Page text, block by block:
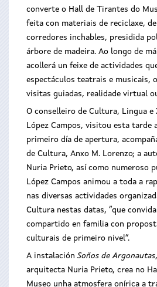
converte o Hall de Tirantes do
feita con materiais de reciclaxe,
corredores inchables, presidida
árbore de madeira. Ao longo de
acollerá un feixe de actividades
espectáculos teatrais e musicais,
visitas guiadas, realidade virtual
O conselleiro de Cultura, Lingua e
López Campos, visitou esta tarde
primeiro día de apertura,
de Cultura, Anxo M. Lorenzo; a
Nuria Prieto, así como numeroso
López Campos animou a toda a
nas diversas actividades
Cultura nestas datas, “que
compartido en familia con
culturais de primeiro nivel”.
A instalación Soños de Argonautas
arquitecta Nuria Prieto, crea no
Museo unha atmosfera onírica a